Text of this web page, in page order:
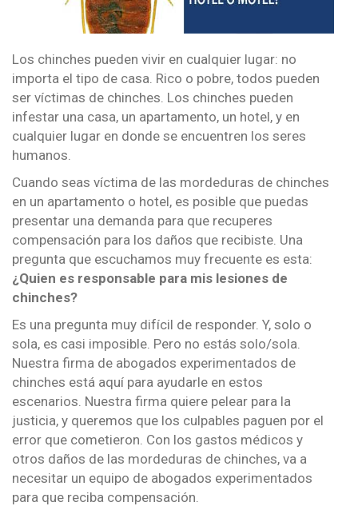
Los chinches pueden vivir en cualquier lugar: no
importa el tipo de casa. Rico o pobre, todos pueden
ser víctimas de chinches. Los chinches pueden
infestar una casa, un apartamento, un hotel, y en
cualquier lugar en donde se encuentren los seres
humanos.
Cuando seas víctima de las mordeduras de chinches
en un apartamento o hotel, es posible que puedas
presentar una demanda para que recuperes
compensación para los daños que recibiste. Una
pregunta que escuchamos muy frecuente es esta:
¿Quien es responsable para mis lesiones de
chinches?
Es una pregunta muy difícil de responder. Y, solo o
sola, es casi imposible. Pero no estás solo/sola.
Nuestra firma de abogados experimentados de
chinches está aquí para ayudarle en estos
escenarios. Nuestra firma quiere pelear para la
justicia, y queremos que los culpables paguen por el
error que cometieron. Con los gastos médicos y
otros daños de las mordeduras de chinches, va a
necesitar un equipo de abogados experimentados
para que reciba compensación.